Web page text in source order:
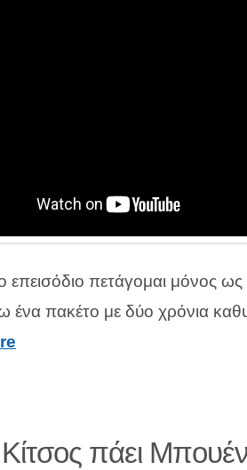
επεισόδιο πετάγομαι μόνος
ένα πακέτο με δύο χρόνια
πάει